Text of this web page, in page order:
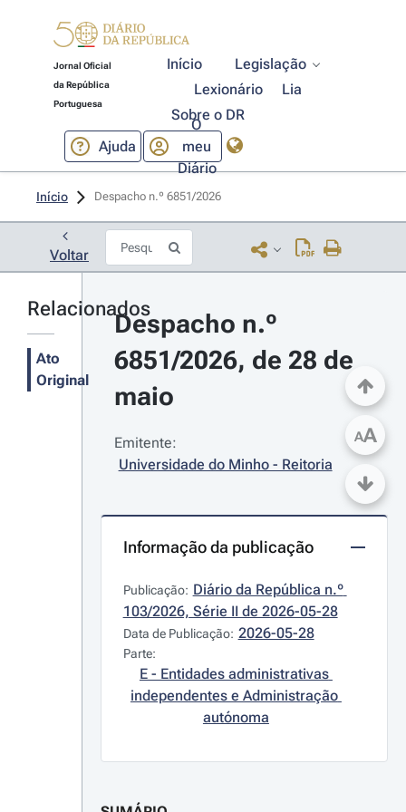
Jornal Oficial
da República
Portuguesa
Início
Legislação
Lexionário
Lia
Sobre o DR
Ajuda
O
meu
Diário
Início Despacho n.º 6851/2026
Voltar
Relacionados
Ato
Original
Despacho n.º
6851/2026, de 28 de
maio
Emitente:
Universidade do Minho - Reitoria
Informação da publicação
Publicação: Diário da República n.º
103/2026, Série II de 2026-05-28
Data de Publicação: 2026-05-28
Parte:
E - Entidades administrativas
independentes e Administração
autónoma
AA